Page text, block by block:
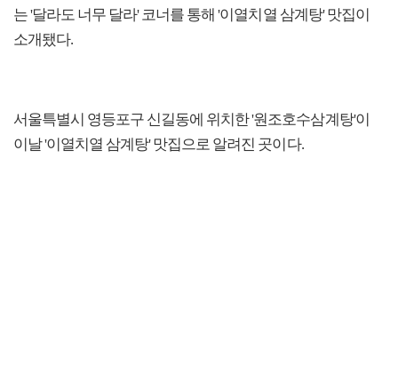
는 '달라도 너무 달라' 코너를 통해 '이열치열 삼계탕' 맛집이
소개됐다.
서울특별시 영등포구 신길동에 위치한 '원조호수삼계탕'이
이날 '이열치열 삼계탕' 맛집으로 알려진 곳이다.